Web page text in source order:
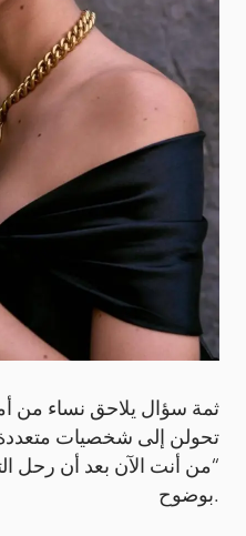
ثمة سؤال يلاحق نساء من
تحولن إلى شخصيات متعددة
“من أنت الآن بعد أن رحل
بوضوح.